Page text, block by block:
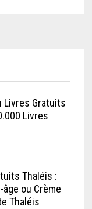
Livres Gratuits
Livres
Thaléis :
ou Crème
Thaléis